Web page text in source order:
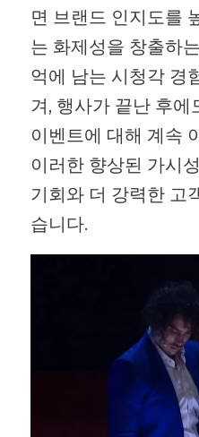
면 브랜드 인지도를
는 화제성을 창출하
억에 남는 시청각 경
겨, 행사가 끝난 후에
이벤트에 대해 계속
이러한 향상된 가시
기회와 더 강력한 고
습니다.